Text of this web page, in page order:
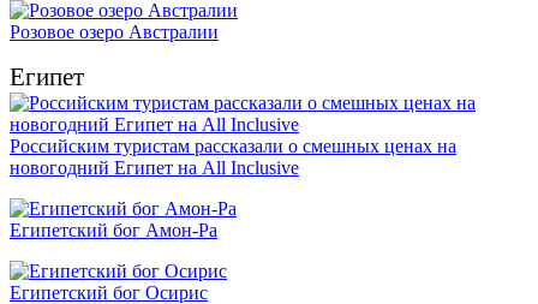
Розовое озеро Австралии
Египет
Российским туристам рассказали о смешных ценах на
новогодний Египет на All Inclusive
Египетский бог Амон-Ра
Египетский бог Осирис